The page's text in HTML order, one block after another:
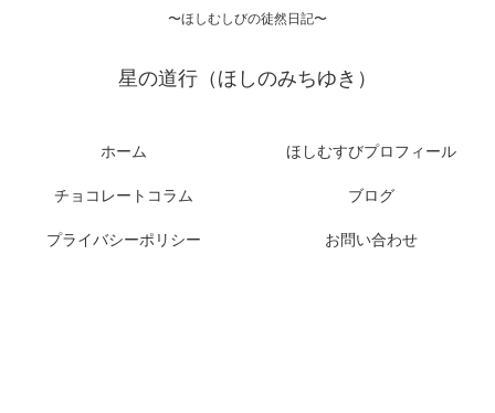
〜ほしむしびの徒然日記〜
星の道行（ほしのみちゆき）
ホーム ほしむすびプロフィール
チョコレートコラム ブログ
プライバシーポリシー お問い合わせ